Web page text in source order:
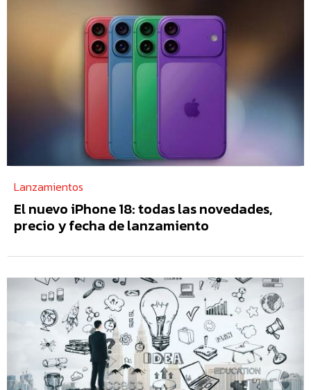
Lanzamientos
El nuevo iPhone 18: todas las novedades,
precio y fecha de lanzamiento